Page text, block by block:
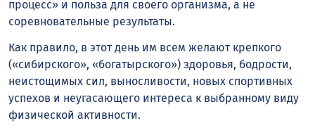
процесс» и польза для своего организма, а не
соревновательные результаты.
Как правило, в этот день им всем желают крепкого
(«сибирского», «богатырского») здоровья, бодрости,
неистощимых сил, выносливости, новых спортивных
успехов и неугасающего интереса к выбранному виду
физической активности.